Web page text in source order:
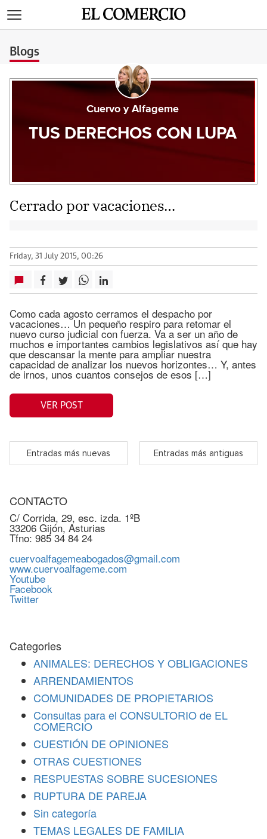
Blogs
Cuervo y Alfageme
TUS DERECHOS CON LUPA
Cerrado por vacaciones…
Friday, 31 July 2015, 00:26
Como cada agosto cerramos el despacho por
vacaciones… Un pequeño respiro para retomar el
nuevo curso judicial con fuerza. Va a ser un año de
muchos e importantes cambios legislativos así que hay
que descansar la mente para ampliar nuestra
capacidad de analizar los nuevos horizontes… Y, antes
de irnos, unos cuantos consejos de esos […]
VER POST
Entradas más nuevas Entradas más antiguas
CONTACTO
C/ Corrida, 29, esc. izda. 1ºB
33206 Gijón, Asturias
Tfno: 985 34 84 24
cuervoalfagemeabogados@gmail.com
www.cuervoalfageme.com
Youtube
Facebook
Twitter
Categories
ANIMALES: DERECHOS Y OBLIGACIONES
ARRENDAMIENTOS
COMUNIDADES DE PROPIETARIOS
Consultas para el CONSULTORIO de EL
COMERCIO
CUESTIÓN DE OPINIONES
OTRAS CUESTIONES
RESPUESTAS SOBRE SUCESIONES
RUPTURA DE PAREJA
Sin categoría
TEMAS LEGALES DE FAMILIA